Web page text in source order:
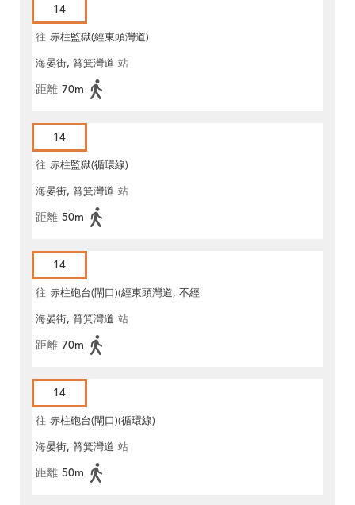
14
往 赤柱監獄(經東頭灣道)
海晏街, 筲箕灣道 站
距離 70m
14
往 赤柱監獄(循環線)
海晏街, 筲箕灣道 站
距離 50m
14
往 赤柱砲台(閘口)(經東頭灣道, 不經
馬坑)
海晏街, 筲箕灣道 站
距離 70m
14
往 赤柱砲台(閘口)(循環線)
海晏街, 筲箕灣道 站
距離 50m